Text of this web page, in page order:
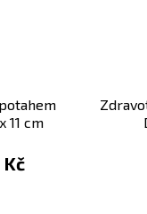
11 cm